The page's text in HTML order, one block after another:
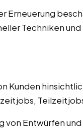
Erneuerung
Techniken
Kunden
von Entwürfen